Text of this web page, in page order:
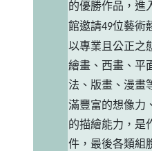
的優勝作品，進
館邀請49位藝術
以專業且公正之
繪畫、西畫、平
法、版畫、漫畫
滿豐富的想像力
的描繪能力，是
件，最後各類組